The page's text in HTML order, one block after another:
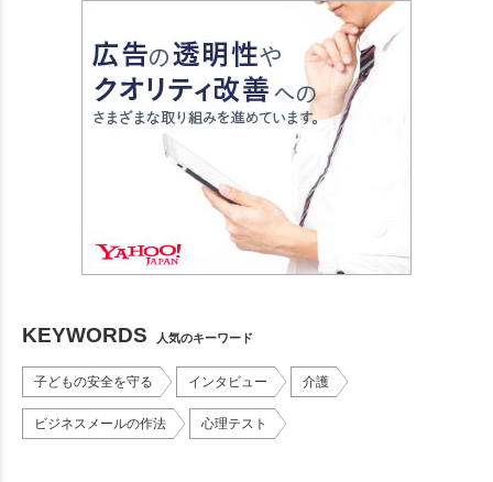
KEYWORDS 人気のキーワード
子どもの安全を守る インタビュー 介護
ビジネスメールの作法 心理テスト